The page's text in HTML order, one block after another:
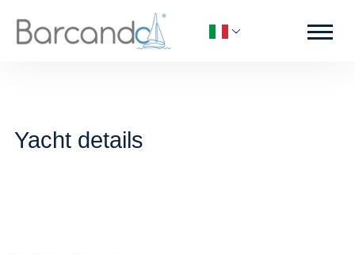
Yacht details